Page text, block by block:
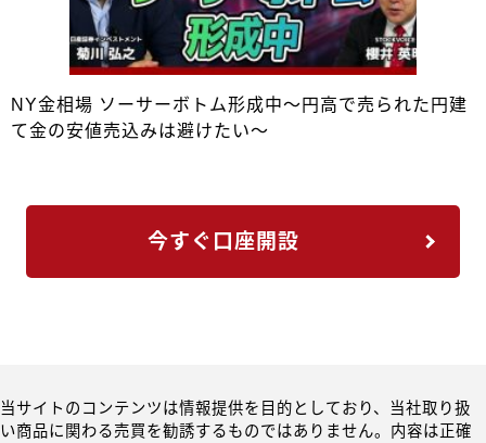
NY金相場 ソーサーボトム形成中～円高で売られた円建
て金の安値売込みは避けたい～
今すぐ口座開設
当サイトのコンテンツは情報提供を目的としており、当社取り扱
い商品に関わる売買を勧誘するものではありません。内容は正確